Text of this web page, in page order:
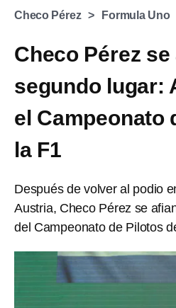
Checo Pérez Formula Uno
Checo Pérez
segundo lugar:
el Campeonato
la F1
Después de volver al podio
Austria, Checo Pérez se
del Campeonato de Pilotos